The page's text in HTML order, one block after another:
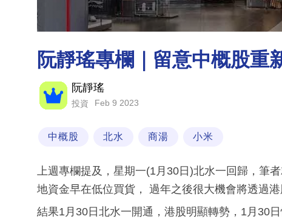
阮靜瑤專欄｜留意中概股重
阮靜瑤
投資 Feb 9 2023
中概股 北水 商湯 小米
上週專欄提及，星期一(1月30日)北水一回歸，筆
地資金早在低位買貨， 過年之後很大機會將透過港
結果1月30日北水一開通，港股明顯轉勢，1月30